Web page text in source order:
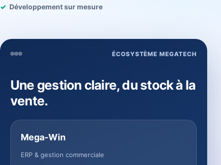
Développement sur mesure
ÉCOSYSTÈME MEGATECH
Une gestion claire, du stock à la
vente.
Mega-Win
ERP & gestion commerciale